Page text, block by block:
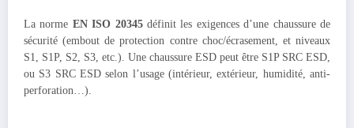
La norme EN ISO 20345définit les exigences d’une chaussure de
sécurité (embout de protection contre choc/écrasement, et niveaux
S1, S1P, S2, S3, etc.). Une chaussure ESD peut être S1P SRC ESD,
ou S3 SRC ESD selon l’usage (intérieur, extérieur, humidité, anti-
perforation…).